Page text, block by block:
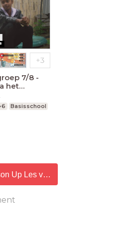
7/8 -
het
Basisschool
Up Les vooraf Uit de Pas PO 7-